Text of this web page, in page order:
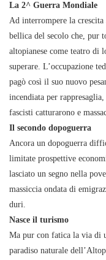
La 2^ Guerra Mondiale
Ad interrompere la crescita
bellica del secolo che, pur
altopianese come teatro di
superare. L’occupazione
pagò così il suo nuovo
incendiata per
fascisti catturarono e
Il secondo dopoguerra
Ancora un dopoguerra
limitate prospettive
lasciato un segno nella
massiccia ondata di
duri.
Nasce il turismo
Ma pur con fatica la via di
paradiso naturale